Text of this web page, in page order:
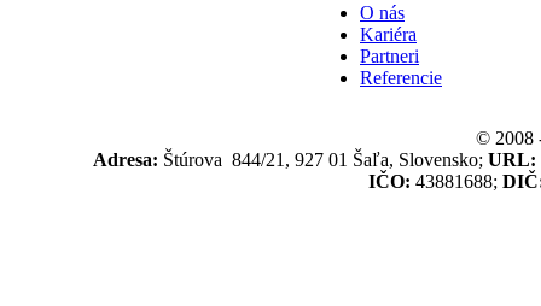
O nás
Kariéra
Partneri
Referencie
© 2008
Adresa: Štúrova 844/21, 927 01 Šaľa, Slovensko; URL:
IČO: 43881688;